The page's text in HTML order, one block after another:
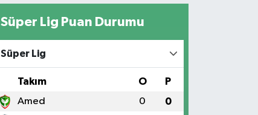
Süper Lig Puan Durumu
Süper Lig
Takım O P
Amed 0 0